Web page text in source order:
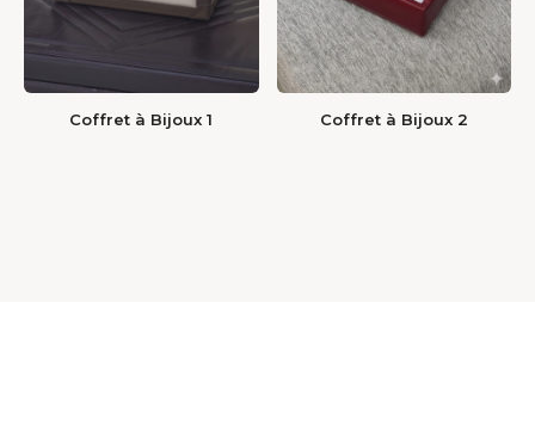
Coffret à Bijoux 1 Coffret à Bijoux 2